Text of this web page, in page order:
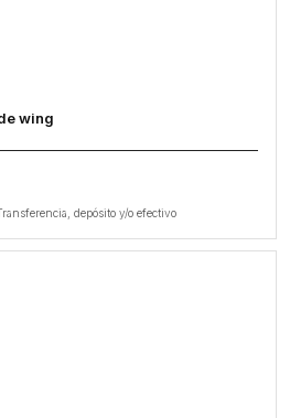
wing
depósito y/o efectivo